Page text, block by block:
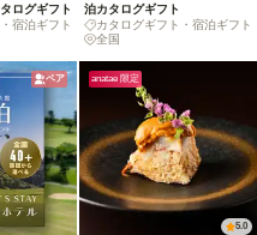
ログギフト
宿泊ギフト
泊カタログギフト
カタログギフト・宿泊ギフト
全国
ペア anatae 限定
5.0